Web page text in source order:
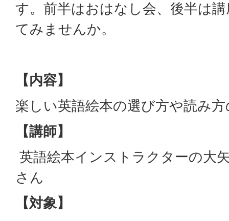
す。前半はおはなし会、後半は
てみませんか。
【内容】
楽しい英語絵本の選び方や読み
【講師】
英語絵本インストラクターの大
さん
【対象】